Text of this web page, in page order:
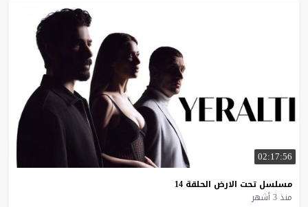
02:17:56
مسلسل تحت الارض الحلقة 14
منذ 3 أشهر